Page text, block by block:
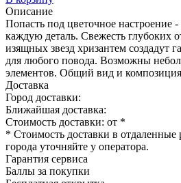
Описание
Попасть под цветочное настроение
каждую деталь. Свежесть глубоких
изящных звезд хризантем создадут
для любого повода. Возможны
элементов. Общий вид и композиция
Доставка
Город доставки:
Ближайшая доставка:
Стоимость доставки: от *
* Стоимость доставки в
города уточняйте у оператора.
Гарантия сервиса
Баллы за покупки